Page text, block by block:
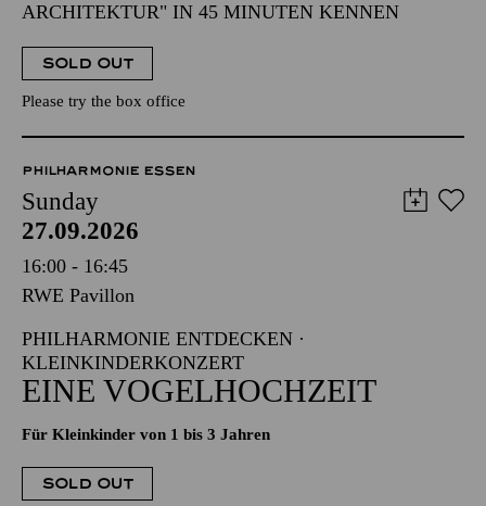
ARCHITEKTUR" IN 45 MINUTEN KENNEN
SOLD OUT
Please try the box office
PHILHARMONIE ESSEN
Sunday
27.09.2026
16:00 - 16:45
RWE Pavillon
PHILHARMONIE ENTDECKEN ·
KLEINKINDERKONZERT
EINE VOGELHOCHZEIT
Für Kleinkinder von 1 bis 3 Jahren
SOLD OUT